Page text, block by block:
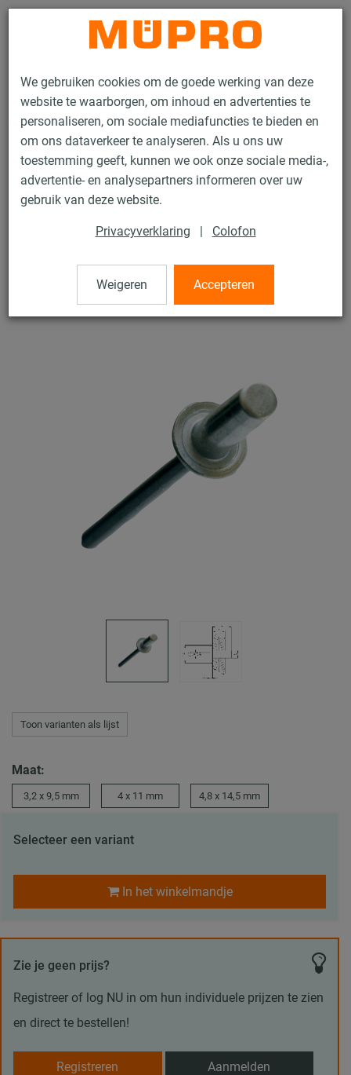
We gebruiken cookies om de goede werking van deze
website te waarborgen, om inhoud en advertenties te
personaliseren, om sociale mediafuncties te bieden en
om ons dataverkeer te analyseren. Als u ons uw
toestemming geeft, kunnen we ook onze sociale media-,
advertentie- en analysepartners informeren over uw
gebruik van deze website.
Privacyverklaring | Colofon
Weigeren Accepteren
Contact
Producten Bevestigingstechniek
Ventilatiebevestiging
Montagetoebehoren voor het luchtkanaalbevestiging
Blindklinknagels
5 / 6
Blindklinknagels
Toon varianten als lijst
Maat:
3,2 x 9,5 mm 4 x 11 mm 4,8 x 14,5 mm
Selecteer een variant
In het winkelmandje
Zie je geen prijs?
Registreer of log NU in om hun individuele prijzen te zien
en direct te bestellen!
Registreren Aanmelden